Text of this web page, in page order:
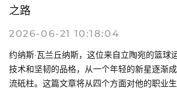
之路
2026-06-21 10:18:04
约纳斯·瓦兰丘纳斯，这位来自立陶宛的篮球
技术和坚韧的品格，从一个年轻的新星逐渐
流砥柱。这篇文章将从四个方面对他的职业